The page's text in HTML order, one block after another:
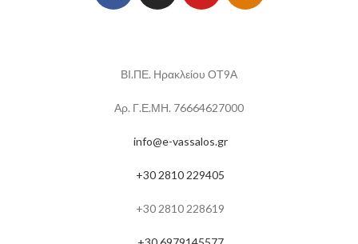
ΒΙ.ΠΕ. Ηρακλείου ΟΤ9Α
Αρ. Γ.Ε.ΜΗ. 76664627000
info@e-vassalos.gr
+30 2810 229405
+30 2810 228619